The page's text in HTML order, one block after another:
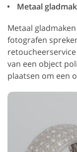
Metaal
Metaal
fotografen
van een object
plaatsen om een